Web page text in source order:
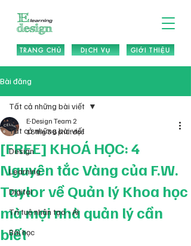
TRANG CHỦ DỊCH VỤ GIỚI THIỆU
Bài đăng
Tất cả những bài viết
Design
Learning
Digital
Trí tuệ nhân tạo - AI
Bài học
Tất cả những bài viết
[FREE] KHOÁ HỌC: 4
Nguyên tắc Vàng của F.W.
Taylor về Quản lý Khoa học
mà mọi nhà quản lý cần
biết
E-Design Team 2
18 thg 38 phút đọc